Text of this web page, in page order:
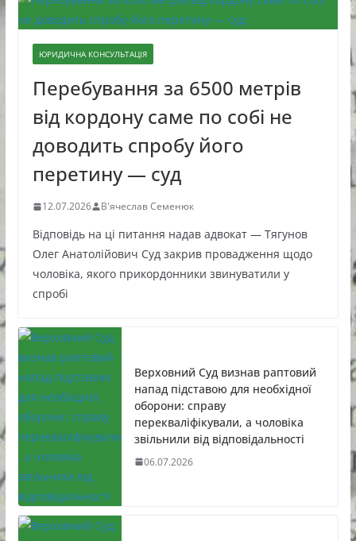
ЮРИДИЧНА КОНСУЛЬТАЦІЯ
Перебування за 6500 метрів
від кордону саме по собі не
доводить спробу його
перетину — суд
12.07.2026 В'ячеслав Семенюк
Відповідь на ці питання надав адвокат — Тягунов
Олег Анатолійович Суд закрив провадження щодо
чоловіка, якого прикордонники звинуватили у
спробі
Верховний Суд визнав раптовий
напад підставою для необхідної
оборони: справу
перекваліфікували, а чоловіка
звільнили від відповідальності
06.07.2026